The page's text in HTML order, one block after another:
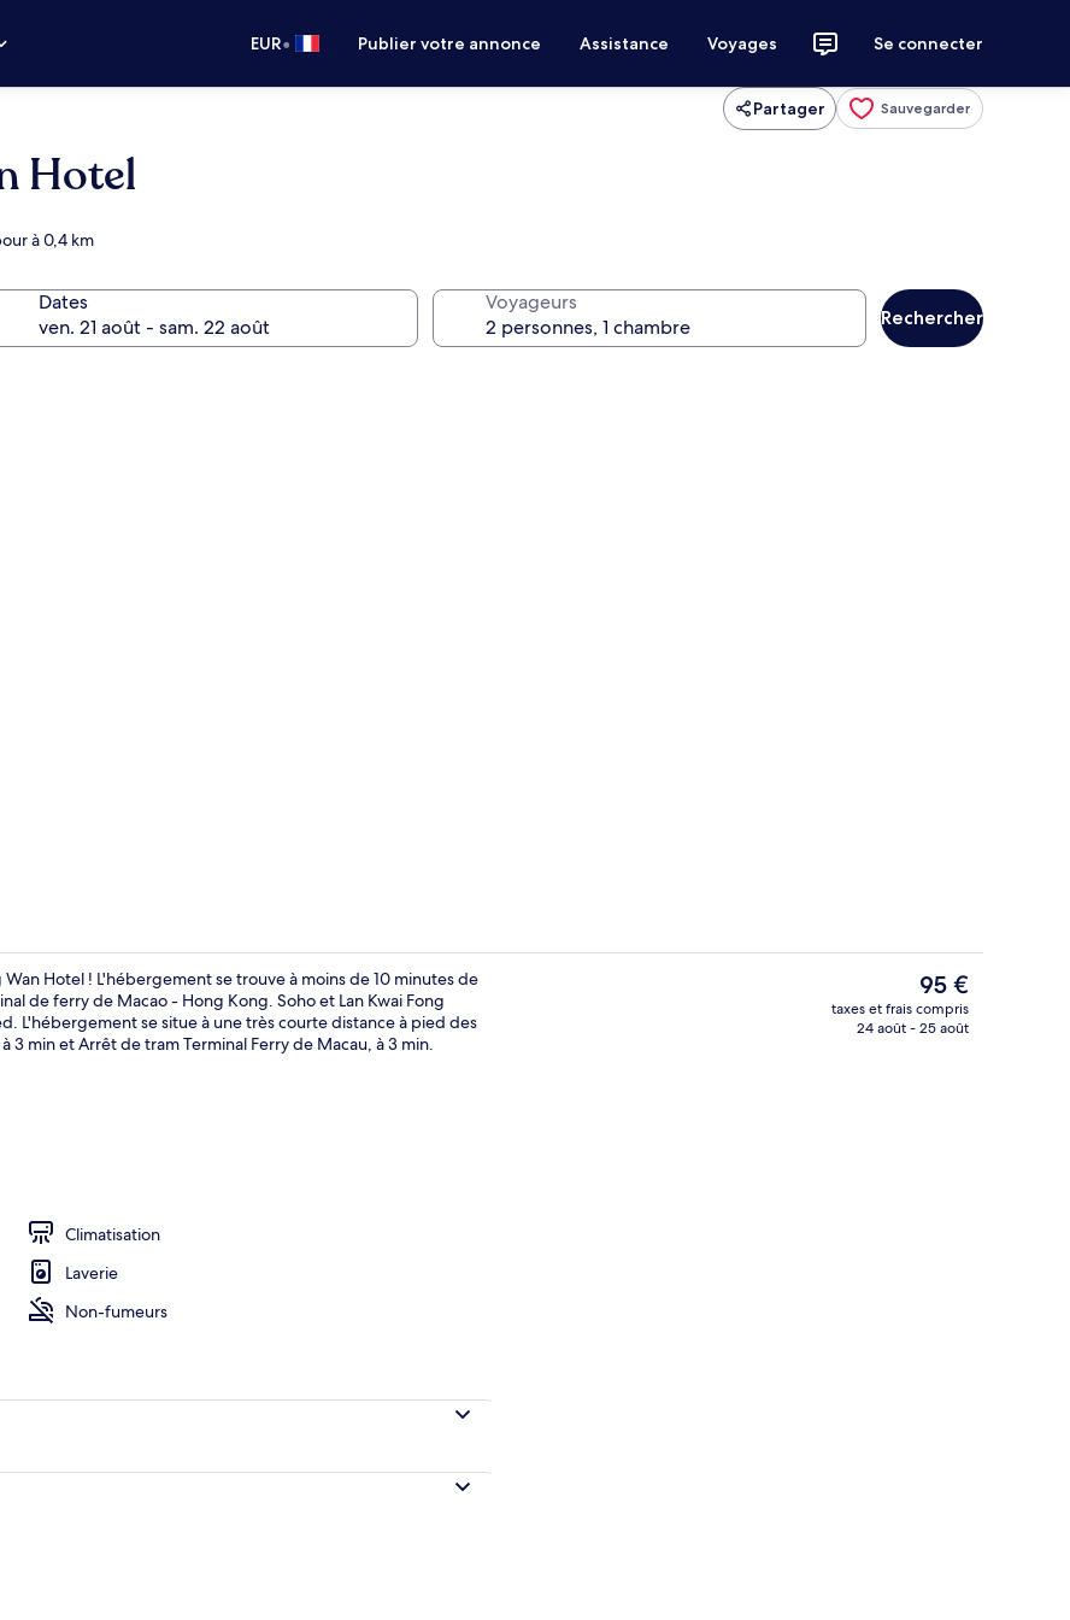
EUR• Publier votre annonce Assistance Voyages Se connecter
Partager Sauvegarder
Hotel
à 0,4 km
Dates Voyageurs
Rechercher
Hotel ! L'hébergement se trouve à moins de 10 minutes de
de ferry de Macao - Hong Kong. Soho et Lan Kwai Fong
L'hébergement se situe à une très courte distance à pied des
min et Arrêt de tram Terminal Ferry de Macau, à 3 min.
Climatisation
Laverie
Non-fumeurs
Le
prix
actuel
95 €
taxes et frais compris
24 août - 25 août